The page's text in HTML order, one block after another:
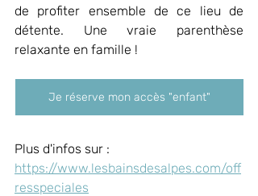
de profiter ensemble de ce lieu de
détente. Une vraie parenthèse
relaxante en famille !
Je réserve mon accès "enfant"
Plus d'infos sur :
https://www.lesbainsdesalpes.com/off
resspeciales